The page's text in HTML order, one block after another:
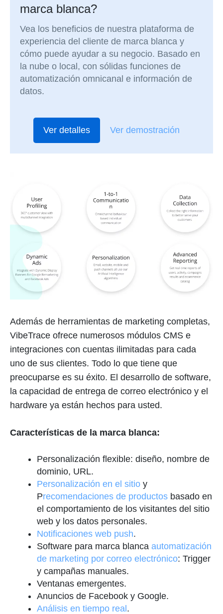
marca blanca?
Vea los beneficios de nuestra plataforma de
experiencia del cliente de marca blanca y
cómo puede ayudar a su negocio. Basado en
la nube o local, con sólidas funciones de
automatización omnicanal e información de
datos.
Ver detalles Ver demostración
Además de herramientas de marketing completas,
VibeTrace ofrece numerosos módulos CMS e
integraciones con cuentas ilimitadas para cada
uno de sus clientes. Todo lo que tiene que
preocuparse es su éxito. El desarrollo de software,
la capacidad de entrega de correo electrónico y el
hardware ya están hechos para usted.
Características de la marca blanca:
Personalización flexible: diseño, nombre de
dominio, URL.
Personalización en el sitio y
Precomendaciones de productos basado en
el comportamiento de los visitantes del sitio
web y los datos personales.
Notificaciones web push.
Software para marca blanca automatización
de marketing por correo electrónico: Trigger
y campañas manuales.
Ventanas emergentes.
Anuncios de Facebook y Google.
Análisis en tiempo real.